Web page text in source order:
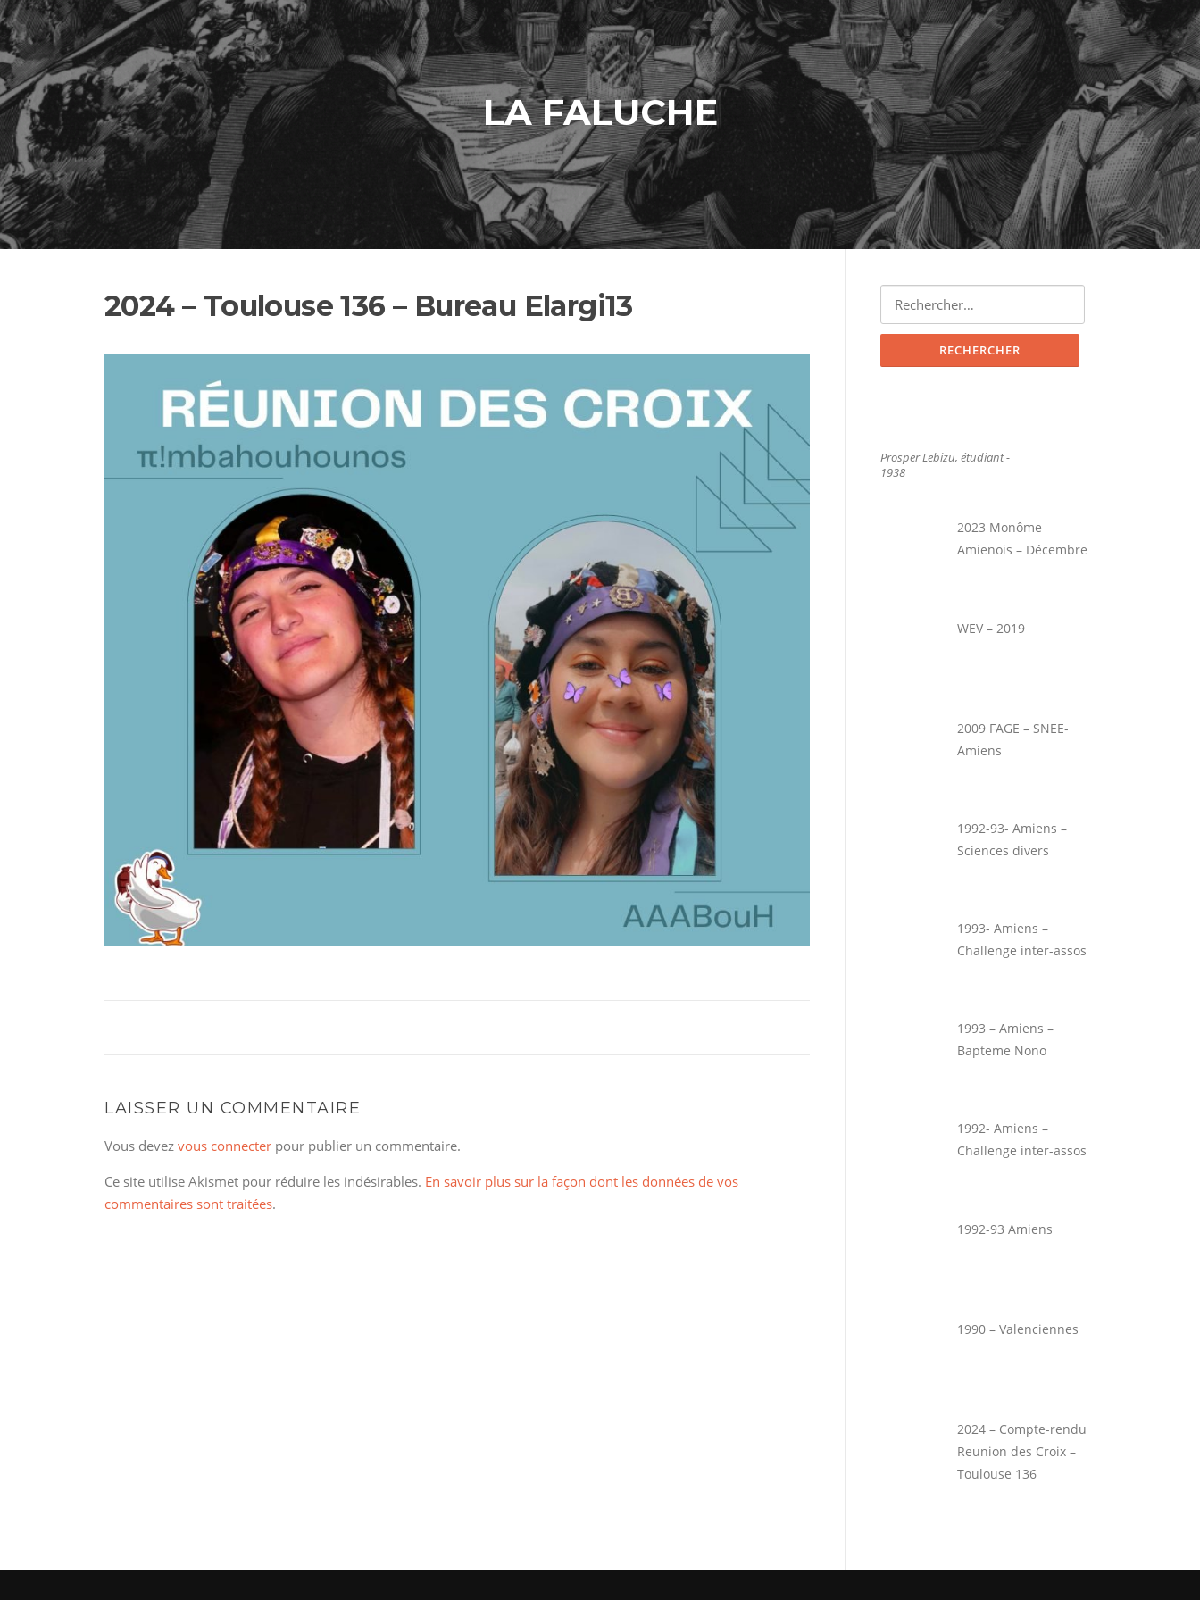
LA FALUCHE
2024 – Toulouse 136 – Bureau Elargi13
LAISSER UN COMMENTAIRE
Vous devez vous connecter pour publier un commentaire.
Ce site utilise Akismet pour réduire les indésirables. En savoir plus sur la façon dont les données de vos
commentaires sont traitées.
Rechercher :
Prosper Lebizu, étudiant -
1938
2023 Monôme
Amienois – Décembre
WEV – 2019
2009 FAGE – SNEE-
Amiens
1992-93- Amiens –
Sciences divers
1993- Amiens –
Challenge inter-assos
1993 – Amiens –
Bapteme Nono
1992- Amiens –
Challenge inter-assos
1992-93 Amiens
1990 – Valenciennes
2024 – Compte-rendu
Reunion des Croix –
Toulouse 136